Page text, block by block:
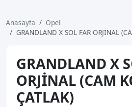
Anasayfa
Opel
GRANDLAND X SOL FAR ORJİNAL
GRANDLAND X
ORJİNAL (CAM
ÇATLAK)